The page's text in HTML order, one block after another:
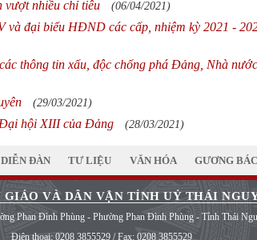
vượt nhiều chỉ tiêu (06/04/2021)
và đại biểu HĐND các cấp, nhiệm kỳ 2021 -
thông tin xấu, độc chống phá Đảng, Nhà nước
(29/03/2021)
Đại hội XIII của Đảng (28/03/2021)
DIỄN ĐÀN TƯ LIỆU VĂN HÓA GƯƠNG BÁC
GIÁO VÀ DÂN VẬN TỈNH UỶ THÁI
Phan Đình Phùng - Phường Phan Đình Phùng - Tỉnh Thái
Điện thoại: 0208 3855529 / Fax: 0208 3855529